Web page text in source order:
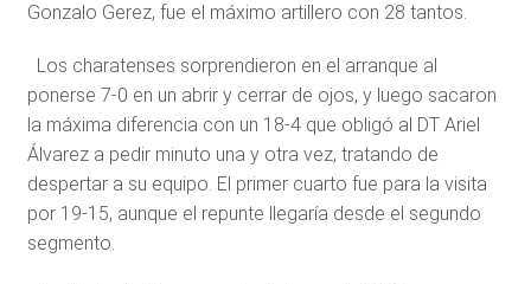
Gonzalo Gerez, fue el máximo artillero con 28 tantos.
Los charatenses sorprendieron en el arranque al
ponerse 7-0 en un abrir y cerrar de ojos, y luego sacaron
la máxima diferencia con un 18-4 que obligó al DT Ariel
Álvarez a pedir minuto una y otra vez, tratando de
despertar a su equipo. El primer cuarto fue para la visita
por 19-15, aunque el repunte llegaría desde el segundo
segmento.